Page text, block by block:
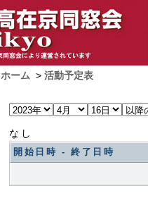
ホーム > 活動予定表
なし
開始日時 - 終了日時